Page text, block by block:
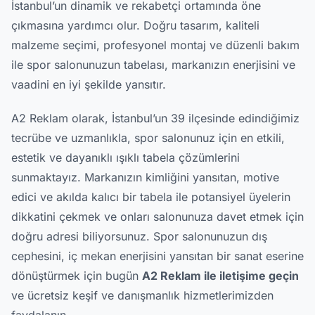
İstanbul’un dinamik ve rekabetçi ortamında öne
çıkmasına yardımcı olur. Doğru tasarım, kaliteli
malzeme seçimi, profesyonel montaj ve düzenli bakım
ile spor salonunuzun tabelası, markanızın enerjisini ve
vaadini en iyi şekilde yansıtır.
A2 Reklam olarak, İstanbul’un 39 ilçesinde edindiğimiz
tecrübe ve uzmanlıkla, spor salonunuz için en etkili,
estetik ve dayanıklı ışıklı tabela çözümlerini
sunmaktayız. Markanızın kimliğini yansıtan, motive
edici ve akılda kalıcı bir tabela ile potansiyel üyelerin
dikkatini çekmek ve onları salonunuza davet etmek için
doğru adresi biliyorsunuz. Spor salonunuzun dış
cephesini, iç mekan enerjisini yansıtan bir sanat eserine
dönüştürmek için bugün A2 Reklam ile iletişime geçin
ve ücretsiz keşif ve danışmanlık hizmetlerimizden